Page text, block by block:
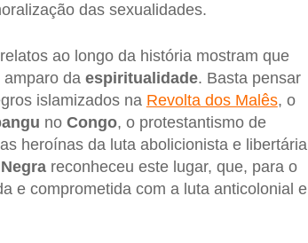
das sexualidades.
ao longo da história mostram que
da espiritualidade. Basta pensar
islamizados na Revolta dos Malês, o
no Congo, o protestantismo de
heroínas da luta abolicionista e libertária
reconheceu este lugar, que, para o
e comprometida com a luta anticolonial e